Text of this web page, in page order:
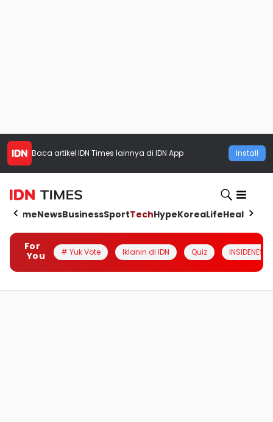
Baca artikel IDN Times lainnya di IDN App Install
HomeNewsBusinessSportTechHypeKoreaLifeHealth
For
You
# Yuk Vote Iklanin di IDN Quiz INSIDENESIA